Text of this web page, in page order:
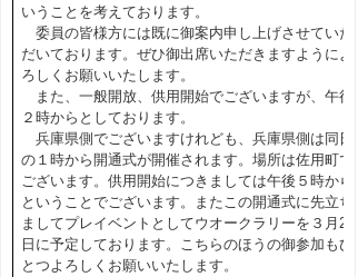
いうことを考えております。
委員の皆様方には既に御案内申し上げさせていた
だいております。ぜひ御出席いただきますようによ
ろしくお願いいたします。
また、一般開放、供用開始でございますが、午後
２時からとしております。
兵庫県側でございますけれども、兵庫県側は同日
の１時から開通式が開催されます。場所は佐用町で
ございます。供用開始につきましては午後５時から
ということでございます。またこの開通式に先立ち
ましてプレイベントとしてウオークラリーを３月20
日に予定しております。こちらのほうの御参加もひ
とつよろしくお願いいたします。